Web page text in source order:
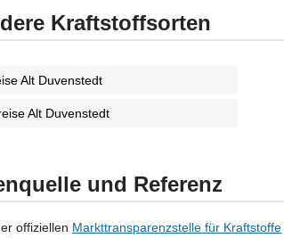
Kraftstoffsorten
Alt Duvenstedt
Alt Duvenstedt
und Referenz
offiziellen Markttransparenzstelle für Kraftstoffe